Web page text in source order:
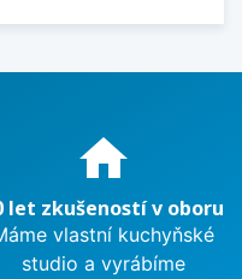
home
let zkušeností v oboru
vlastní kuchyňské
studio a vyrábíme